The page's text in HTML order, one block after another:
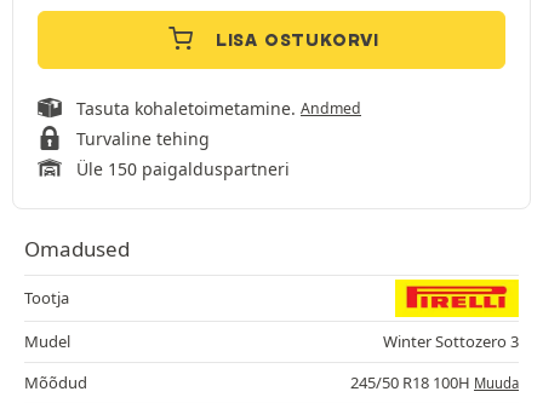
LISA OSTUKORVI
Tasuta kohaletoimetamine. Andmed
Turvaline tehing
Üle 150 paigalduspartneri
Omadused
Tootja
Mudel
Winter Sottozero 3
Mõõdud
245/50 R18 100H Muuda